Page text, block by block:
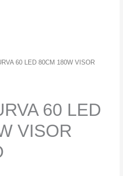
60 LED 80CM 180W VISOR
60 LED
VISOR